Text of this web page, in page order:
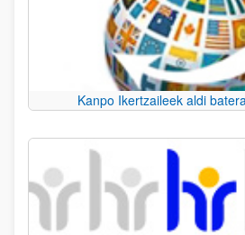
Kanpo Ikertzaileek aldi